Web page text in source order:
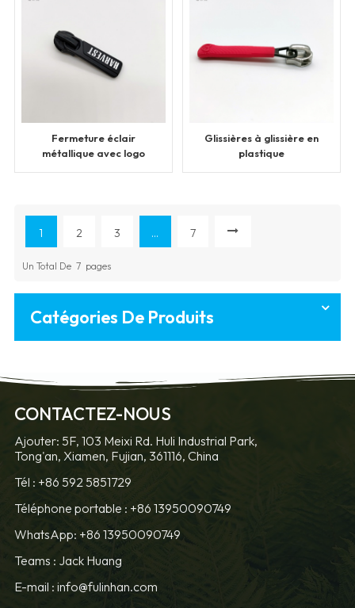
Fermeture éclair
métallique avec logo
Glissières à glissière en
plastique
1 2 3 ... 7
Un Total De 7 Pages
Catégories De Produits
CONTACTEZ-NOUS
Ajouter: 5F, 103 Meixi Rd. Huli Industrial Park,
Tong'an, Xiamen, Fujian, 361116, China
Tél : +86 592 5851729
Téléphone portable : +86 13950090749
WhatsApp: +86 13950090749
Teams : Jack Huang
E-mail : info@fulinhan.com